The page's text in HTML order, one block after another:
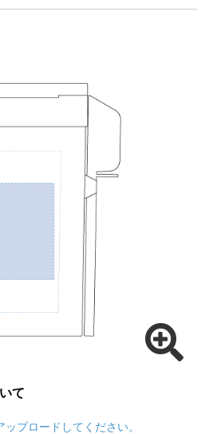
て
プロードしてください。